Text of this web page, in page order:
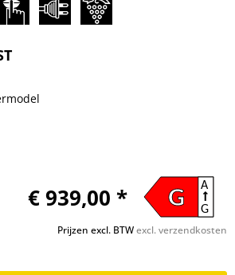
€ 939,00 * A
G
G
Prijzen excl. BTWexcl. verzendkosten